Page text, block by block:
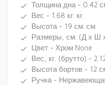
done Толщина дна - 0.42
done Вес - 1.68 кг. кг.
done Высота - 19 см. см.
done Размеры, см. (Д х Ш
done Цвет - Хром None
done Вес, кг. (брутто) - 2.12
done Высота бортов - 12
done Ручка -